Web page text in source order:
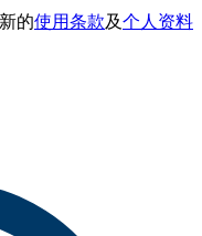
的使用条款及个人资料